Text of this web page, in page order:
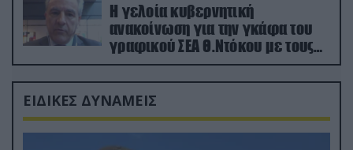
Η γελοία κυβερνητική
ανακοίνωση για την γκάφα του
γραφικού ΣΕΑ Θ.Ντόκου με τους
Ρώσους φαρσέρ
ΕΙΔΙΚΕΣ ΔΥΝΑΜΕΙΣ